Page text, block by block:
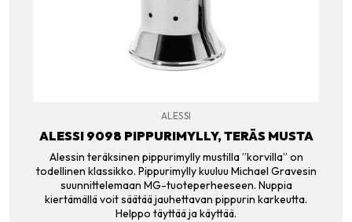
ALESSI
ALESSI 9098 PIPPURIMYLLY, TERÄS MUSTA
Alessin teräksinen pippurimylly mustilla ”korvilla” on
todellinen klassikko. Pippurimylly kuuluu Michael Gravesin
suunnittelemaan MG-tuoteperheeseen. Nuppia
kiertämällä voit säätää jauhettavan pippurin karkeutta.
Helppo täyttää ja käyttää.